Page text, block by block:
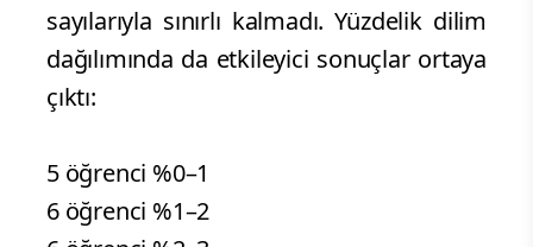
sayılarıyla sınırlı kalmadı. Yüzdelik dilim
dağılımında da etkileyici sonuçlar ortaya
çıktı:
5 öğrenci %0–1
6 öğrenci %1–2